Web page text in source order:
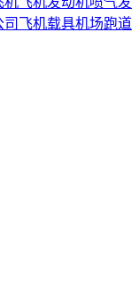
飞机载具机场跑道